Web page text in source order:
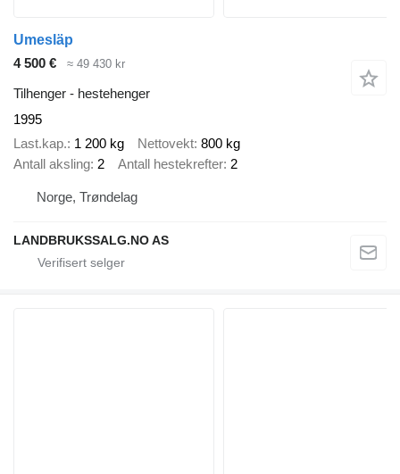
Umesläp
4 500 €
≈ 49 430 kr
Tilhenger - hestehenger
1995
Last.kap. 1 200 kg Nettovekt 800 kg
Antall aksling 2 Antall hestekrefter 2
Norge, Trøndelag
LANDBRUKSSALG.NO AS